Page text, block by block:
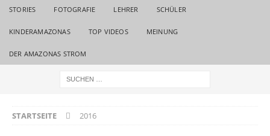
STORIES FOTOGRAFIE LEHRER SCHÜLER
KINDERAMAZONAS TOP VIDEOS MEINUNG
DER AMAZONAS STROM
STARTSEITE 2016